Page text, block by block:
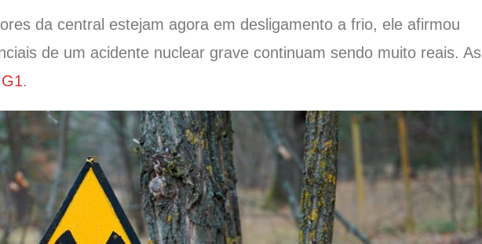
da central estejam agora em desligamento a frio, ele afirmou
de um acidente nuclear grave continuam sendo muito reais. As
G1.